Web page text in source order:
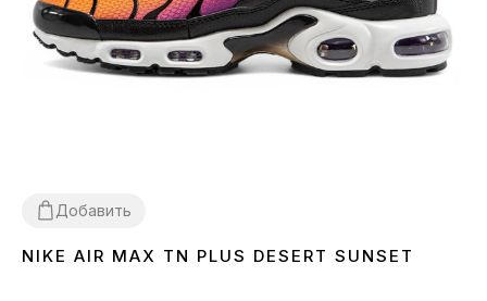
Добавить
4041 4243 44
NIKE AIR MAX TN PLUS DESERT SUNSET